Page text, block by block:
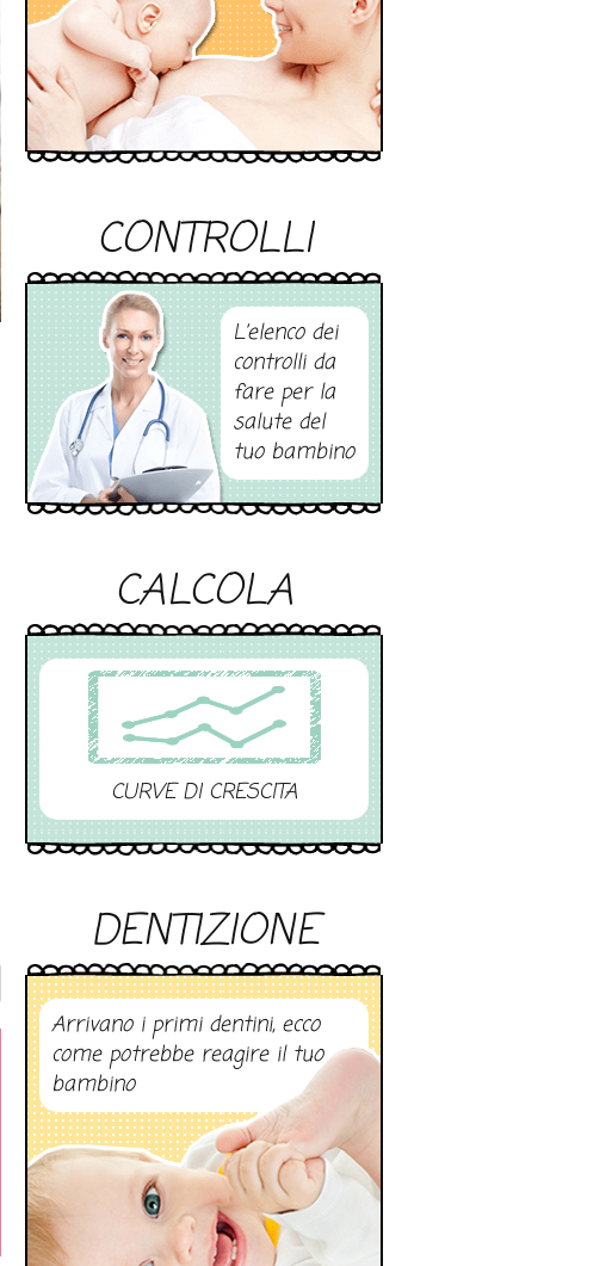
CONTROLLI
L’elenco dei
controlli da
fare per la
salute del
tuo bambino
CALCOLA
CURVE DI CRESCITA
DENTIZIONE
Arrivano i primi dentini, ecco
come potrebbe reagire il tuo
bambino